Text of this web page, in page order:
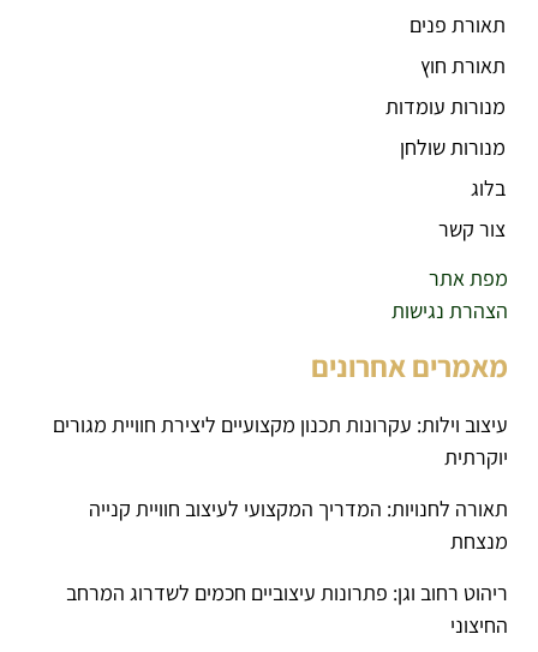
תאורת פנים
תאורת חוץ
מנורות עומדות
מנורות שולחן
בלוג
צור קשר
מפת אתר
הצהרת נגישות
מאמרים אחרונים
עיצוב וילות: עקרונות תכנון מקצועיים ליצירת חוויית מגורים
יוקרתית
תאורה לחנויות: המדריך המקצועי לעיצוב חוויית קנייה
מנצחת
ריהוט רחוב וגן: פתרונות עיצוביים חכמים לשדרוג המרחב
החיצוני